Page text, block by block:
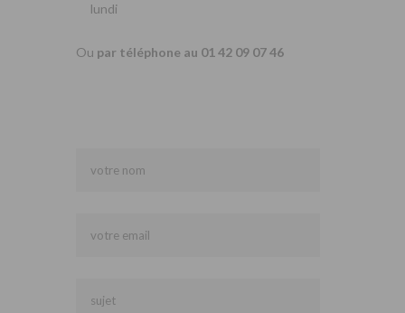
lundi
Ou par téléphone au 01 42 09 07 46